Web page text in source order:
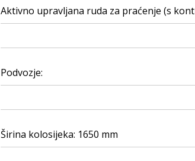
Aktivno upravljana ruda za praćenje (s
Podvozje:
Širina kolosijeka: 1650 mm